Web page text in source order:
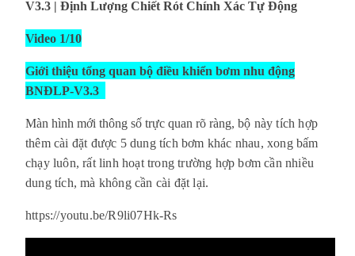
V3.3 | Định Lượng Chiết Rót Chính Xác Tự Động
Video 1/10
Giới thiệu tổng quan bộ điều khiển bơm nhu động
BNĐLP-V3.3
Màn hình mới thông số trực quan rõ ràng, bộ này tích hợp
thêm cài đặt được 5 dung tích bơm khác nhau, xong bấm
chạy luôn, rất linh hoạt trong trường hợp bơm cần nhiều
dung tích, mà không cần cài đặt lại.
https://youtu.be/R9li07Hk-Rs